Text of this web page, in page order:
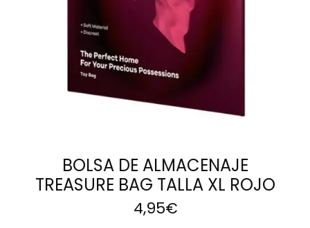
BOLSA DE ALMACENAJE
TREASURE BAG TALLA XL ROJO
4,95€